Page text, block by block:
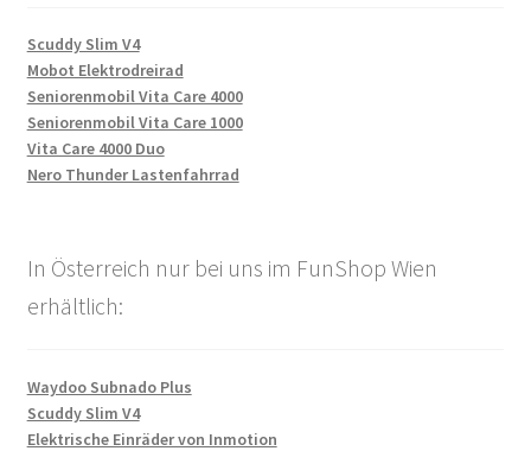
Scuddy Slim V4
Mobot Elektrodreirad
Seniorenmobil Vita Care 4000
Seniorenmobil Vita Care 1000
Vita Care 4000 Duo
Nero Thunder Lastenfahrrad
In Österreich nur bei uns im FunShop Wien
erhältlich:
Waydoo Subnado Plus
Scuddy Slim V4
Elektrische Einräder von Inmotion